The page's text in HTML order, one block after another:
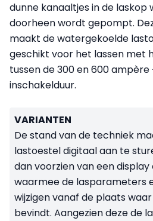
dunne kanaaltjes in de laskop
doorheen wordt gepompt.
maakt de watergekoelde
geschikt voor het lassen met
tussen de 300 en 600 ampère
inschakelduur.
VARIANTEN
De stand van de techniek
lastoestel digitaal aan te
dan voorzien van een
waarmee de lasparameters
wijzigen vanaf de plaats
bevindt. Aangezien deze de